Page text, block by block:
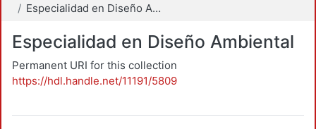
Especialidad en Diseño Ambiental
Especialidad en Diseño Ambiental
Permanent URI for this collection
https://hdl.handle.net/11191/5809